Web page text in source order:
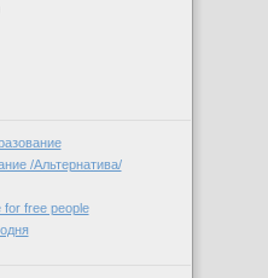
/Альтернатива/
for free people